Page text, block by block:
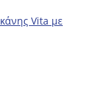
Vita με